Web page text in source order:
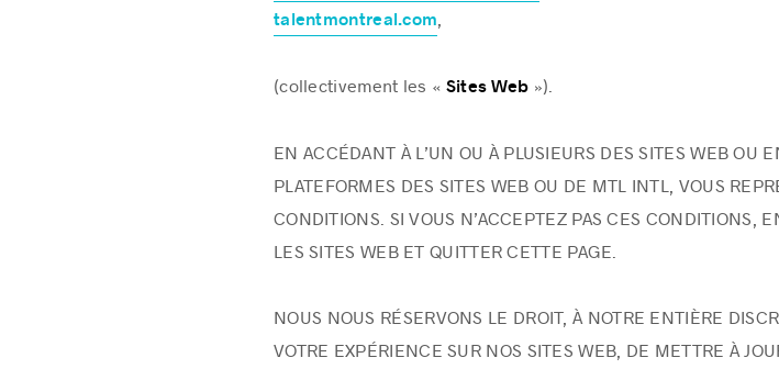
talentmontreal.com
(collectivement les « Sites Web »).
EN ACCÉDANT À L’UN OU À PLUSIEURS DES SITES WEB OU
PLATEFORMES DES SITES WEB OU DE MTL INTL, VOUS
CONDITIONS. SI VOUS N’ACCEPTEZ PAS CES CONDITIONS,
LES SITES WEB ET QUITTER CETTE PAGE.
NOUS NOUS RÉSERVONS LE DROIT, À NOTRE ENTIÈRE
VOTRE EXPÉRIENCE SUR NOS SITES WEB, DE METTRE À